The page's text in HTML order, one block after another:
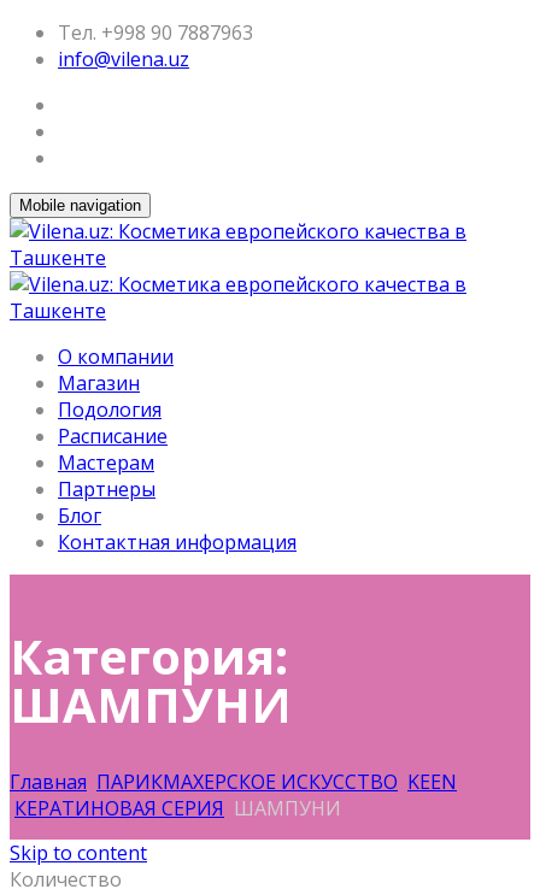
Тел. +998 90 7887963
info@vilena.uz
Mobile navigation
О компании
Магазин
Подология
Расписание
Мастерам
Партнеры
Блог
Контактная информация
Категория:
ШАМПУНИ
Главная ПАРИКМАХЕРСКОЕ ИСКУССТВО KEEN
КЕРАТИНОВАЯ СЕРИЯ ШАМПУНИ
Skip to content
Количество